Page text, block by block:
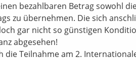
bezahlbaren Betrag sowohl
zu übernehmen. Die sich
gar nicht so günstigen
abgesehen!
Teilnahme am 2.